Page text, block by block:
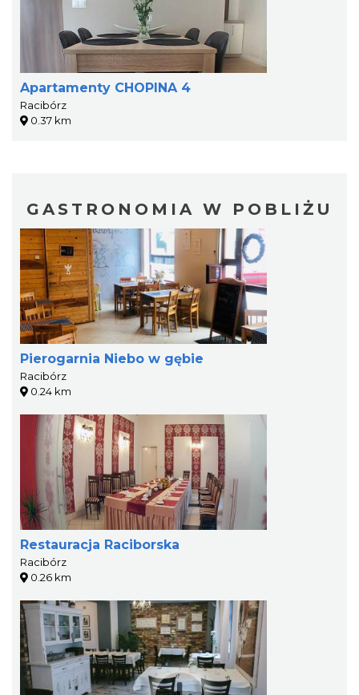
Apartamenty CHOPINA 4
Racibórz
0.37 km
GASTRONOMIA W POBLIŻU
Pierogarnia Niebo w gębie
Racibórz
0.24 km
Restauracja Raciborska
Racibórz
0.26 km